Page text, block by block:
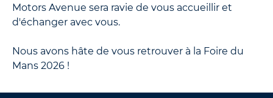
Motors Avenue sera ravie de vous accueillir et
d'échanger avec vous.
Nous avons hâte de vous retrouver à la Foire du
Mans 2026 !